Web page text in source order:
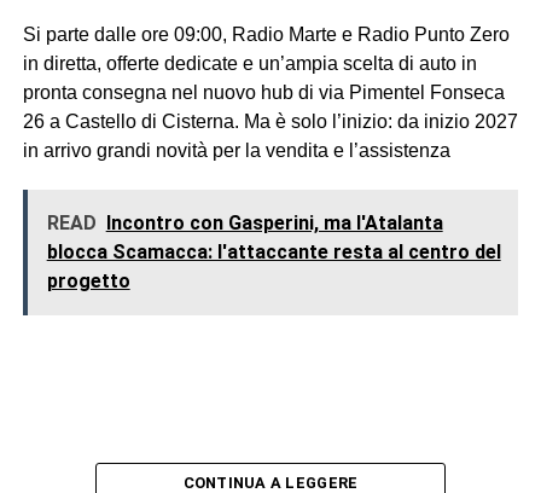
Si parte dalle ore 09:00, Radio Marte e Radio Punto Zero
in diretta, offerte dedicate e un’ampia scelta di auto in
pronta consegna nel nuovo hub di via Pimentel Fonseca
26 a Castello di Cisterna. Ma è solo l’inizio: da inizio 2027
in arrivo grandi novità per la vendita e l’assistenza
READ Incontro con Gasperini, ma l'Atalanta
blocca Scamacca: l'attaccante resta al centro del
progetto
CONTINUA A LEGGERE